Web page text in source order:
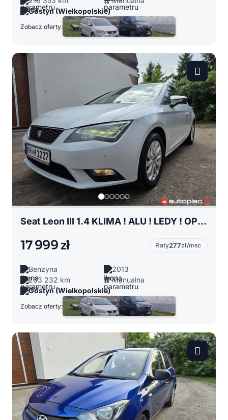
Gostyń (Wielkopolskie)
Zobacz oferty:
Seat Leon III 1.4 KLIMA ! ALU ! LEDY ! OPŁACONY Z NIEMIEC !!!
17 999 zł Raty277zł/msc
Benzyna
2013
263 232 km
Manualna
Gostyń (Wielkopolskie)
Zobacz oferty: